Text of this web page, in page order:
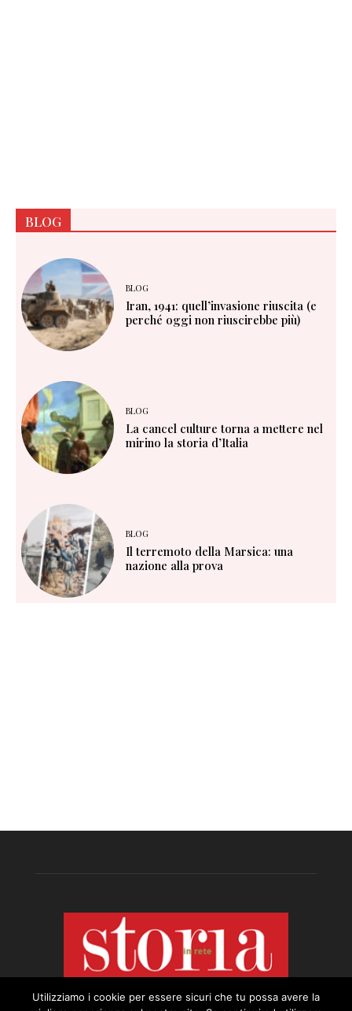
BLOG
BLOG
Iran, 1941: quell’invasione riuscita (e
perché oggi non riuscirebbe più)
BLOG
La cancel culture torna a mettere nel
mirino la storia d’Italia
BLOG
Il terremoto della Marsica: una
nazione alla prova
Utilizziamo i cookie per essere sicuri che tu possa avere la